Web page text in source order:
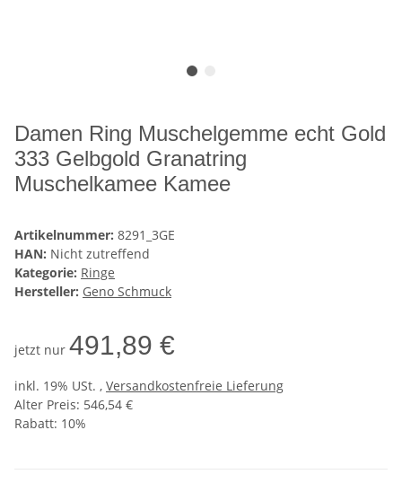
Damen Ring Muschelgemme echt Gold
333 Gelbgold Granatring
Muschelkamee Kamee
Artikelnummer: 8291_3GE
HAN: Nicht zutreffend
Kategorie: Ringe
Hersteller: Geno Schmuck
jetzt nur 491,89 €
inkl. 19% USt. , Versandkostenfreie Lieferung
Alter Preis: 546,54 €
Rabatt: 10%